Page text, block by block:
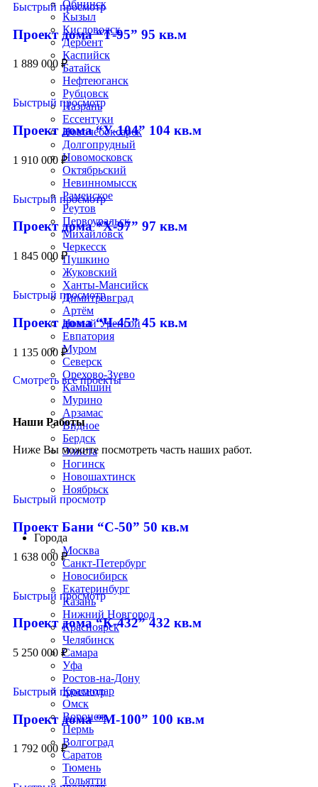
Обнинск
Кызыл
Кисловодск
Дербент
Каспийск
Батайск
Нефтеюганск
Рубцовск
Назрань
Ессентуки
Новочебоксарск
Долгопрудный
Новомосковск
Октябрьский
Невинномысск
Раменское
Реутов
Первоуральск
Михайловск
Черкесск
Пушкино
Жуковский
Ханты-Мансийск
Димитровград
Артём
Новый Уренгой
Евпатория
Муром
Северск
Орехово-Зуево
Камышин
Мурино
Арзамас
Видное
Бердск
Элиста
Ногинск
Новошахтинск
Ноябрьск
Города
Москва
Санкт-Петербург
Новосибирск
Екатеринбург
Казань
Нижний Новгород
Красноярск
Челябинск
Самара
Уфа
Ростов-на-Дону
Краснодар
Омск
Воронеж
Пермь
Волгоград
Саратов
Тюмень
Тольятти
Быстрый просмотр
Проект дома “Т-95” 95 кв.м
1 889 000 ₽
Быстрый просмотр
Проект дома “У-104” 104 кв.м
1 910 000 ₽
Быстрый просмотр
Проект дома “Х-97” 97 кв.м
1 845 000 ₽
Быстрый просмотр
Проект дома “Ч-45” 45 кв.м
1 135 000 ₽
Смотреть все проекты
Наши Работы
Ниже Вы можите посмотреть часть наших работ.
Быстрый просмотр
Проект Бани “С-50” 50 кв.м
1 638 000 ₽
Быстрый просмотр
Проект дома “К-432” 432 кв.м
5 250 000 ₽
Быстрый просмотр
Проект дома “М-100” 100 кв.м
1 792 000 ₽